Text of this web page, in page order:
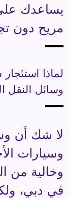
يساعدك
مريح دون
لماذا
وسائل النقل
لا شك أن
وسيارات
وخالية من
في دبي،